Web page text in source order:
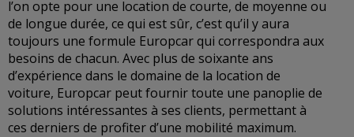
l’on opte pour une location de courte, de moyenne ou
de longue durée, ce qui est sûr, c’est qu’il y aura
toujours une formule Europcar qui correspondra aux
besoins de chacun. Avec plus de soixante ans
d’expérience dans le domaine de la location de
voiture, Europcar peut fournir toute une panoplie de
solutions intéressantes à ses clients, permettant à
ces derniers de profiter d’une mobilité maximum.